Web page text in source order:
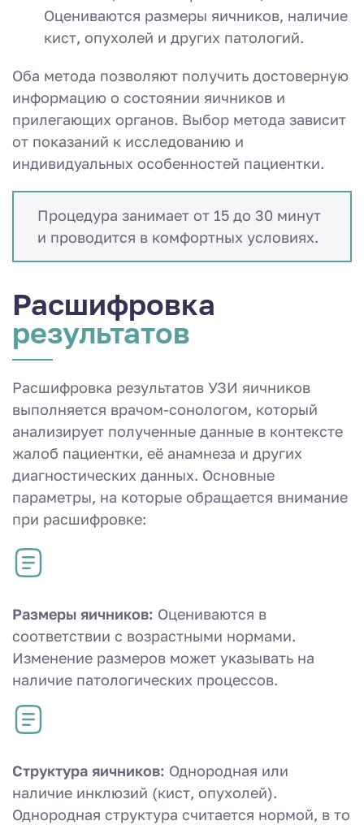
Оцениваются размеры яичников, наличие
кист, опухолей и других патологий.
Оба метода позволяют получить достоверную
информацию о состоянии яичников и
прилегающих органов. Выбор метода зависит
от показаний к исследованию и
индивидуальных особенностей пациентки.
Процедура занимает от 15 до 30 минут
и проводится в комфортных условиях.
Расшифровка
результатов
Расшифровка результатов УЗИ яичников
выполняется врачом-сонологом, который
анализирует полученные данные в контексте
жалоб пациентки, её анамнеза и других
диагностических данных. Основные
параметры, на которые обращается внимание
при расшифровке:
Размеры яичников: Оцениваются в
соответствии с возрастными нормами.
Изменение размеров может указывать на
наличие патологических процессов.
Структура яичников: Однородная или
наличие инклюзий (кист, опухолей).
Однородная структура считается нормой, в то